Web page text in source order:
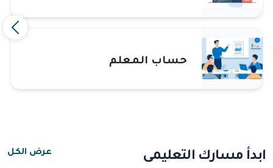
حساب المعلم
ابدأ مسارك التعليمي عرض الكل